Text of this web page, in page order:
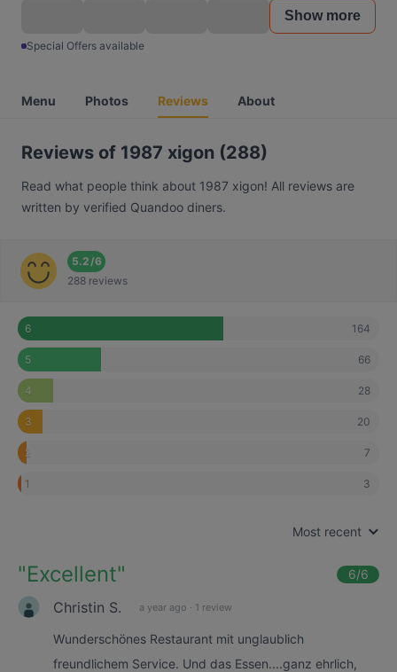
Show more
Special Offers available
Menu Photos Reviews About
Reviews of 1987 xigon (288)
Read what people think about 1987 xigon! All reviews are
written by verified Quandoo diners.
5.2/6
288 reviews
6 164
5 66
4 28
3 20
2 7
1 3
Most recent
"Excellent" 6/6
Christin S. a year ago · 1 review
Wunderschönes Restaurant mit unglaublich
freundlichem Service. Und das Essen....ganz ehrlich,